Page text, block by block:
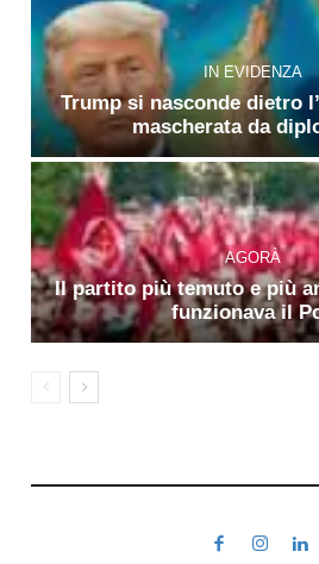
IN EVIDENZA
Trump si nasconde dietro
mascherata da
AGORÀ
Il partito più temuto e più
funzionava il